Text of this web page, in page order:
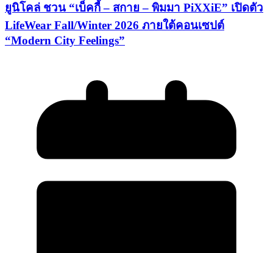
ยูนิโคล่ ชวน “เบ็คกี้ – สกาย – พิมมา PiXXiE” เปิดตัว
LifeWear Fall/Winter 2026 ภายใต้คอนเซปต์
“Modern City Feelings”